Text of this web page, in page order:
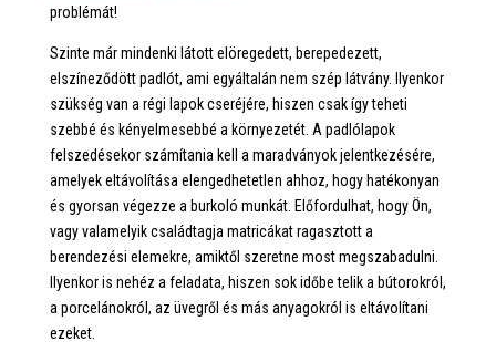
problémát!
Szinte már mindenki látott elöregedett, berepedezett,
elszíneződött padlót, ami egyáltalán nem szép látvány. Ilyenkor
szükség van a régi lapok cseréjére, hiszen csak így teheti
szebbé és kényelmesebbé a környezetét. A padlólapok
felszedésekor számítania kell a maradványok jelentkezésére,
amelyek eltávolítása elengedhetetlen ahhoz, hogy hatékonyan
és gyorsan végezze a burkoló munkát. Előfordulhat, hogy Ön,
vagy valamelyik családtagja matricákat ragasztott a
berendezési elemekre, amiktől szeretne most megszabadulni.
Ilyenkor is nehéz a feladata, hiszen sok időbe telik a bútorokról,
a porcelánokról, az üvegről és más anyagokról is eltávolítani
ezeket.